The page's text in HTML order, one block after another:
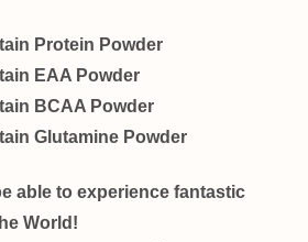
Protein Powder
EAA Powder
BCAA Powder
Glutamine Powder
able to experience fantastic
World!